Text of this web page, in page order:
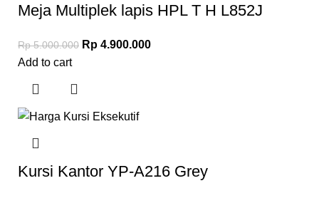
Meja Multiplek lapis HPL T H L852J
Rp5.000.000 Rp 4.900.000
Add to cart
Kursi Kantor YP-A216 Grey